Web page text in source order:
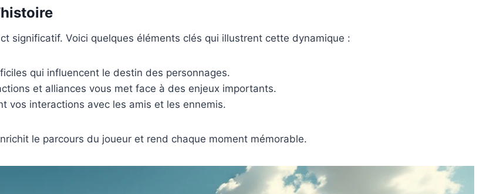
significatif. Voici quelques éléments clés qui illustrent cette dynamique :
qui influencent le destin des personnages.
et alliances vous met face à des enjeux importants.
vos interactions avec les amis et les ennemis.
le parcours du joueur et rend chaque moment mémorable.